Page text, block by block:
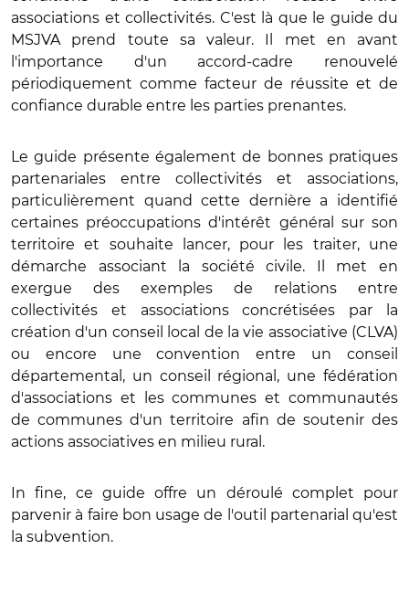
associations et collectivités. C'est là que le guide du
MSJVA prend toute sa valeur. Il met en avant
l'importance d'un accord-cadre renouvelé
périodiquement comme facteur de réussite et de
confiance durable entre les parties prenantes.
Le guide présente également de bonnes pratiques
partenariales entre collectivités et associations,
particulièrement quand cette dernière a identifié
certaines préoccupations d'intérêt général sur son
territoire et souhaite lancer, pour les traiter, une
démarche associant la société civile. Il met en
exergue des exemples de relations entre
collectivités et associations concrétisées par la
création d'un conseil local de la vie associative (CLVA)
ou encore une convention entre un conseil
départemental, un conseil régional, une fédération
d'associations et les communes et communautés
de communes d'un territoire afin de soutenir des
actions associatives en milieu rural.
In fine, ce guide offre un déroulé complet pour
parvenir à faire bon usage de l'outil partenarial qu'est
la subvention.